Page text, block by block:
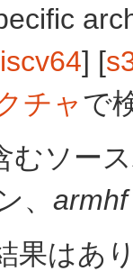
] [
チャで
むソー
、 armhf
果はあ